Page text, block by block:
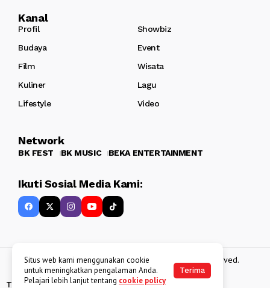
Kanal
Profil
Showbiz
Budaya
Event
Film
Wisata
Kuliner
Lagu
Lifestyle
Video
Network
BK FEST BK MUSIC BEKA ENTERTAINMENT
Ikuti Sosial Media Kami:
Copyright 2013 - 2025BATAKKEREN . All rights reserved.
Tentang Kami Kebijakan Data Pribadi Disclaimer
Situs web kami menggunakan cookie
untuk meningkatkan pengalaman Anda.
Pelajari lebih lanjut tentang cookie policy
Terima